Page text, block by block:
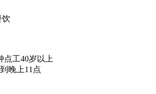
饮
点工40岁以上
晚上11点